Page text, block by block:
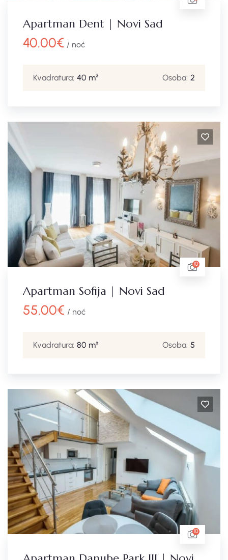
Apartman Dent | Novi Sad
40.00€ / noć
Kvadratura: 40 m² Osoba: 2
10
Apartman Sofija | Novi Sad
55.00€ / noć
Kvadratura: 80 m² Osoba: 5
10